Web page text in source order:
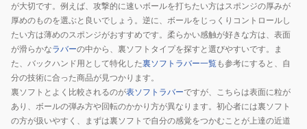
が大切です。例えば、攻撃的に速いボールを打ちたい方はスポンジの厚みが
厚めのものを選ぶと良いでしょう。逆に、ボールをじっくりコントロールし
たい方は薄めのスポンジがおすすめです。柔らかい感触が好きな方は、表面
が滑らかなラバーの中から、裏ソフトタイプを探すと選びやすいです。ま
た、バックハンド用として特化した裏ソフトラバー一覧も参考にすると、自
分の技術に合った商品が見つかります。
裏ソフトとよく比較されるのが表ソフトラバーですが、こちらは表面に粒が
あり、ボールの弾み方や回転のかかり方が異なります。初心者には裏ソフト
の方が扱いやすく、まずは裏ソフトで自分の感覚をつかむことが上達の近道